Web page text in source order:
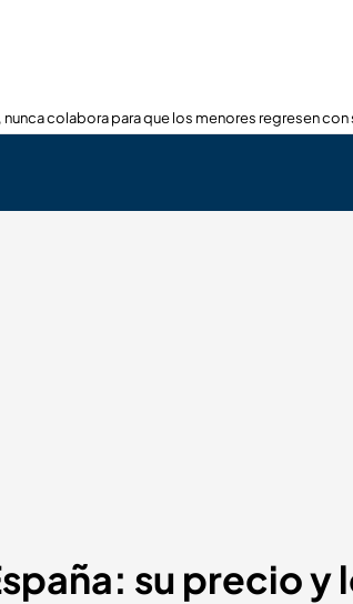
colabora para que los menores regresen con
su precio